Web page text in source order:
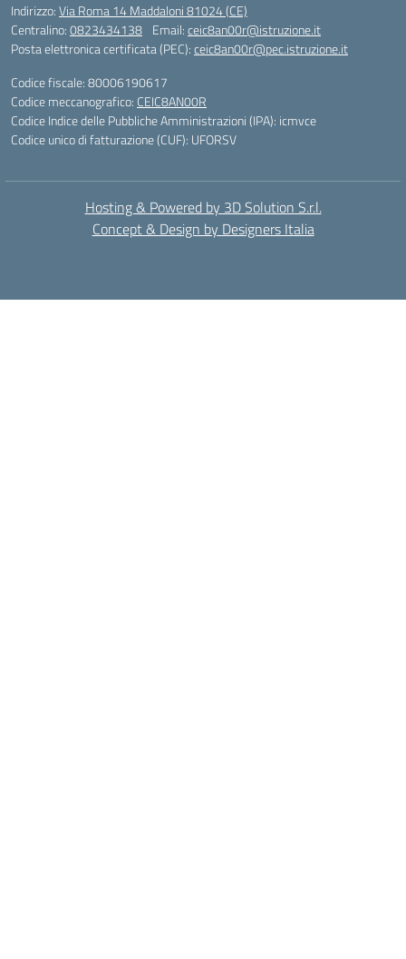
Indirizzo:Via Roma 14 Maddaloni 81024 (CE)
Centralino:0823434138 Email:ceic8an00r@istruzione.it
Posta elettronica certificata (PEC):ceic8an00r@pec.istruzione.it
Codice fiscale: 80006190617
Codice meccanografico: CEIC8AN00R
Codice Indice delle Pubbliche Amministrazioni (IPA): icmvce
Codice unico di fatturazione (CUF): UFORSV
Hosting & Powered by 3D Solution S.r.l.
Concept & Design by Designers Italia